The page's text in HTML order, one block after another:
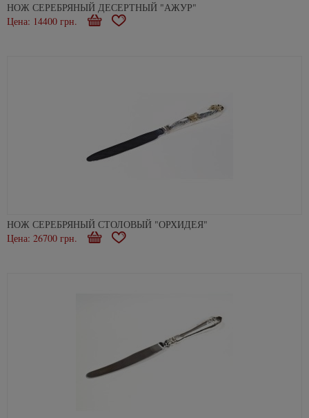
НОЖ СЕРЕБРЯНЫЙ ДЕСЕРТНЫЙ "АЖУР"
Цена: 14400 грн.
В
В
НОЖ СЕРЕБРЯНЫЙ СТОЛОВЫЙ "ОРХИДЕЯ"
Цена: 26700 грн.
В
В